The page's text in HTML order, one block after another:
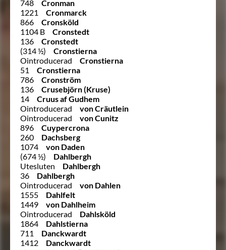
748
Cronman
1221
Cronmarck
866
Cronsköld
1104 B
Cronstedt
136
Cronstedt
(314 ½)
Cronstierna
Ointroducerad
Cronstierna
51
Cronstierna
786
Cronström
136
Crusebjörn (Kruse)
14
Cruus af Gudhem
Ointroducerad
von Cräutlein
Ointroducerad
von Cunitz
896
Cuypercrona
260
Dachsberg
1074
von Daden
(674 ½)
Dahlbergh
Utesluten
Dahlbergh
36
Dahlbergh
Ointroducerad
von Dahlen
1555
Dahlfelt
1449
von Dahlheim
Ointroducerad
Dahlsköld
1864
Dahlstierna
711
Danckwardt
1412
Danckwardt